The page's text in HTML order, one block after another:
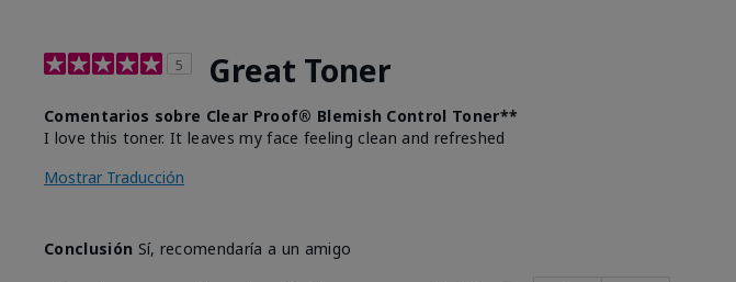
5 Great Toner
Comentarios sobre Clear Proof® Blemish Control Toner**
I love this toner. It leaves my face feeling clean and refreshed
Mostrar Traducción
Conclusión Sí, recomendaría a un amigo